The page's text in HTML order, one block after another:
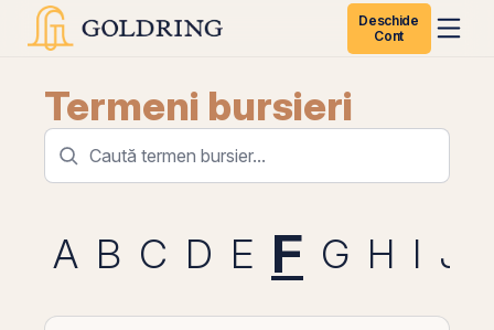
Deschide
Cont
Termeni bursieri
A B C D E F G H I J